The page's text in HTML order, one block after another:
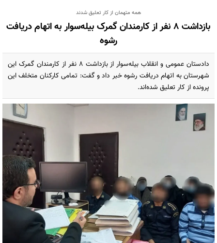
همه متهمان از کار تعلیق شدند
بازداشت ۸ نفر از کارمندان گمرک بیله‌سوار به اتهام دریافت
رشوه
دادستان عمومی و انقلاب بیله‌سوار از بازداشت ۸ نفر از کارمندان گمرک این
شهرستان به اتهام دریافت رشوه خبر داد و گفت: تمامی کارکنان متخلف این
پرونده از کار تعلیق شده‌اند.